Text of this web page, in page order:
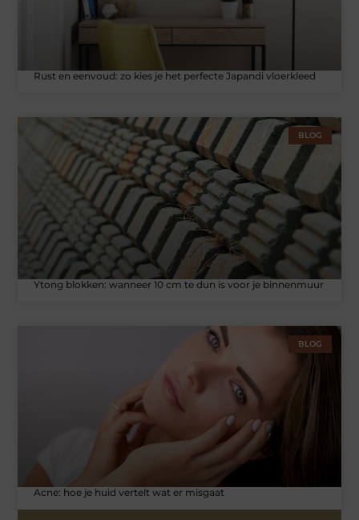
Rust en eenvoud: zo kies je het perfecte Japandi vloerkleed
BLOG
Ytong blokken: wanneer 10 cm te dun is voor je binnenmuur
BLOG
Acne: hoe je huid vertelt wat er misgaat